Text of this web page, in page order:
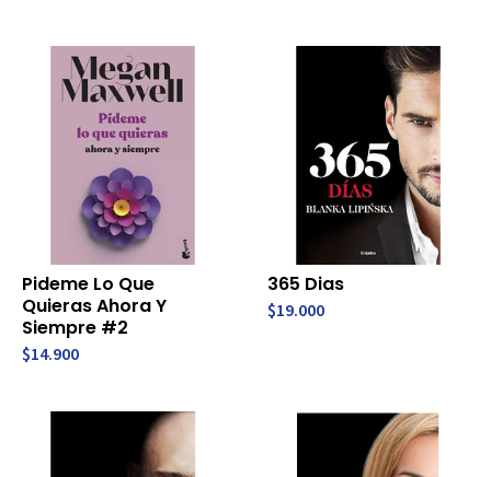
Pideme Lo Que
Quieras Ahora Y
Siempre #2
$14.900
365 Dias
$19.000